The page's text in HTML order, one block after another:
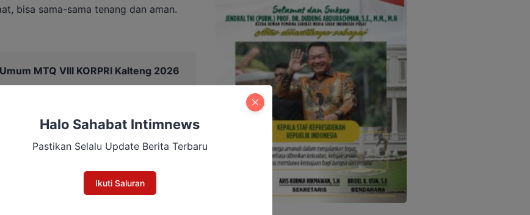
bisa sama-sama tenang dan aman.
MTQ VIII KORPRI Kalteng 2026
Halo Sahabat Intimnews
Pastikan Selalu Update Berita Terbaru
Ikuti Saluran